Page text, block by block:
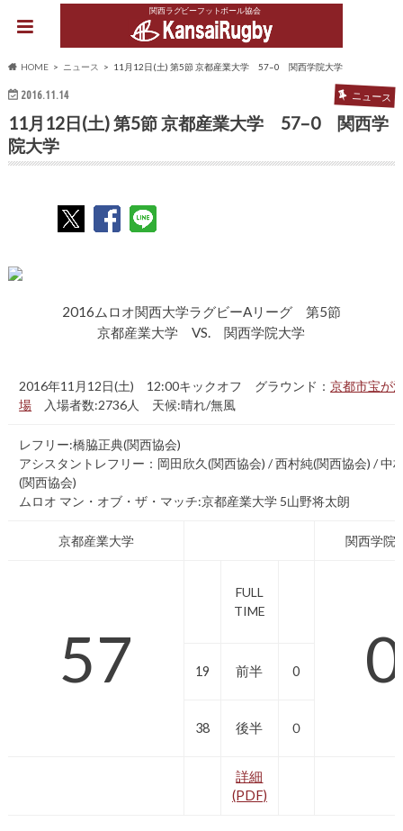
関西ラグビーフットボール協会
HOME ニュース 11月12日(土) 第5節 京都産業大学 57–0 関西学院大学
2016.11.14 ニュース
11月12日(土) 第5節 京都産業大学 57–0 関西学
院大学
2016ムロオ関西大学ラグビーAリーグ 第5節
京都産業大学 VS. 関西学院大学
2016年11月12日(土) 12:00キックオフ グラウンド：京都市宝が
場 入場者数:2736人 天候:晴れ/無風
レフリー:橋脇正典(関西協会)
アシスタントレフリー：岡田欣久(関西協会) / 西村純(関西協会) / 中
(関西協会)
ムロオ マン・オブ・ザ・マッチ:京都産業大学 5山野将太朗
京都産業大学 関西学院
57
FULL
TIME
0
19 前半 0
38 後半 ０
詳細
(PDF)